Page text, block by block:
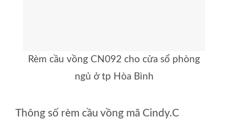
Rèm cầu vồng CN092 cho cửa sổ phòng
ngủ ở tp Hòa Bình
Thông số rèm cầu vồng mã Cindy.C